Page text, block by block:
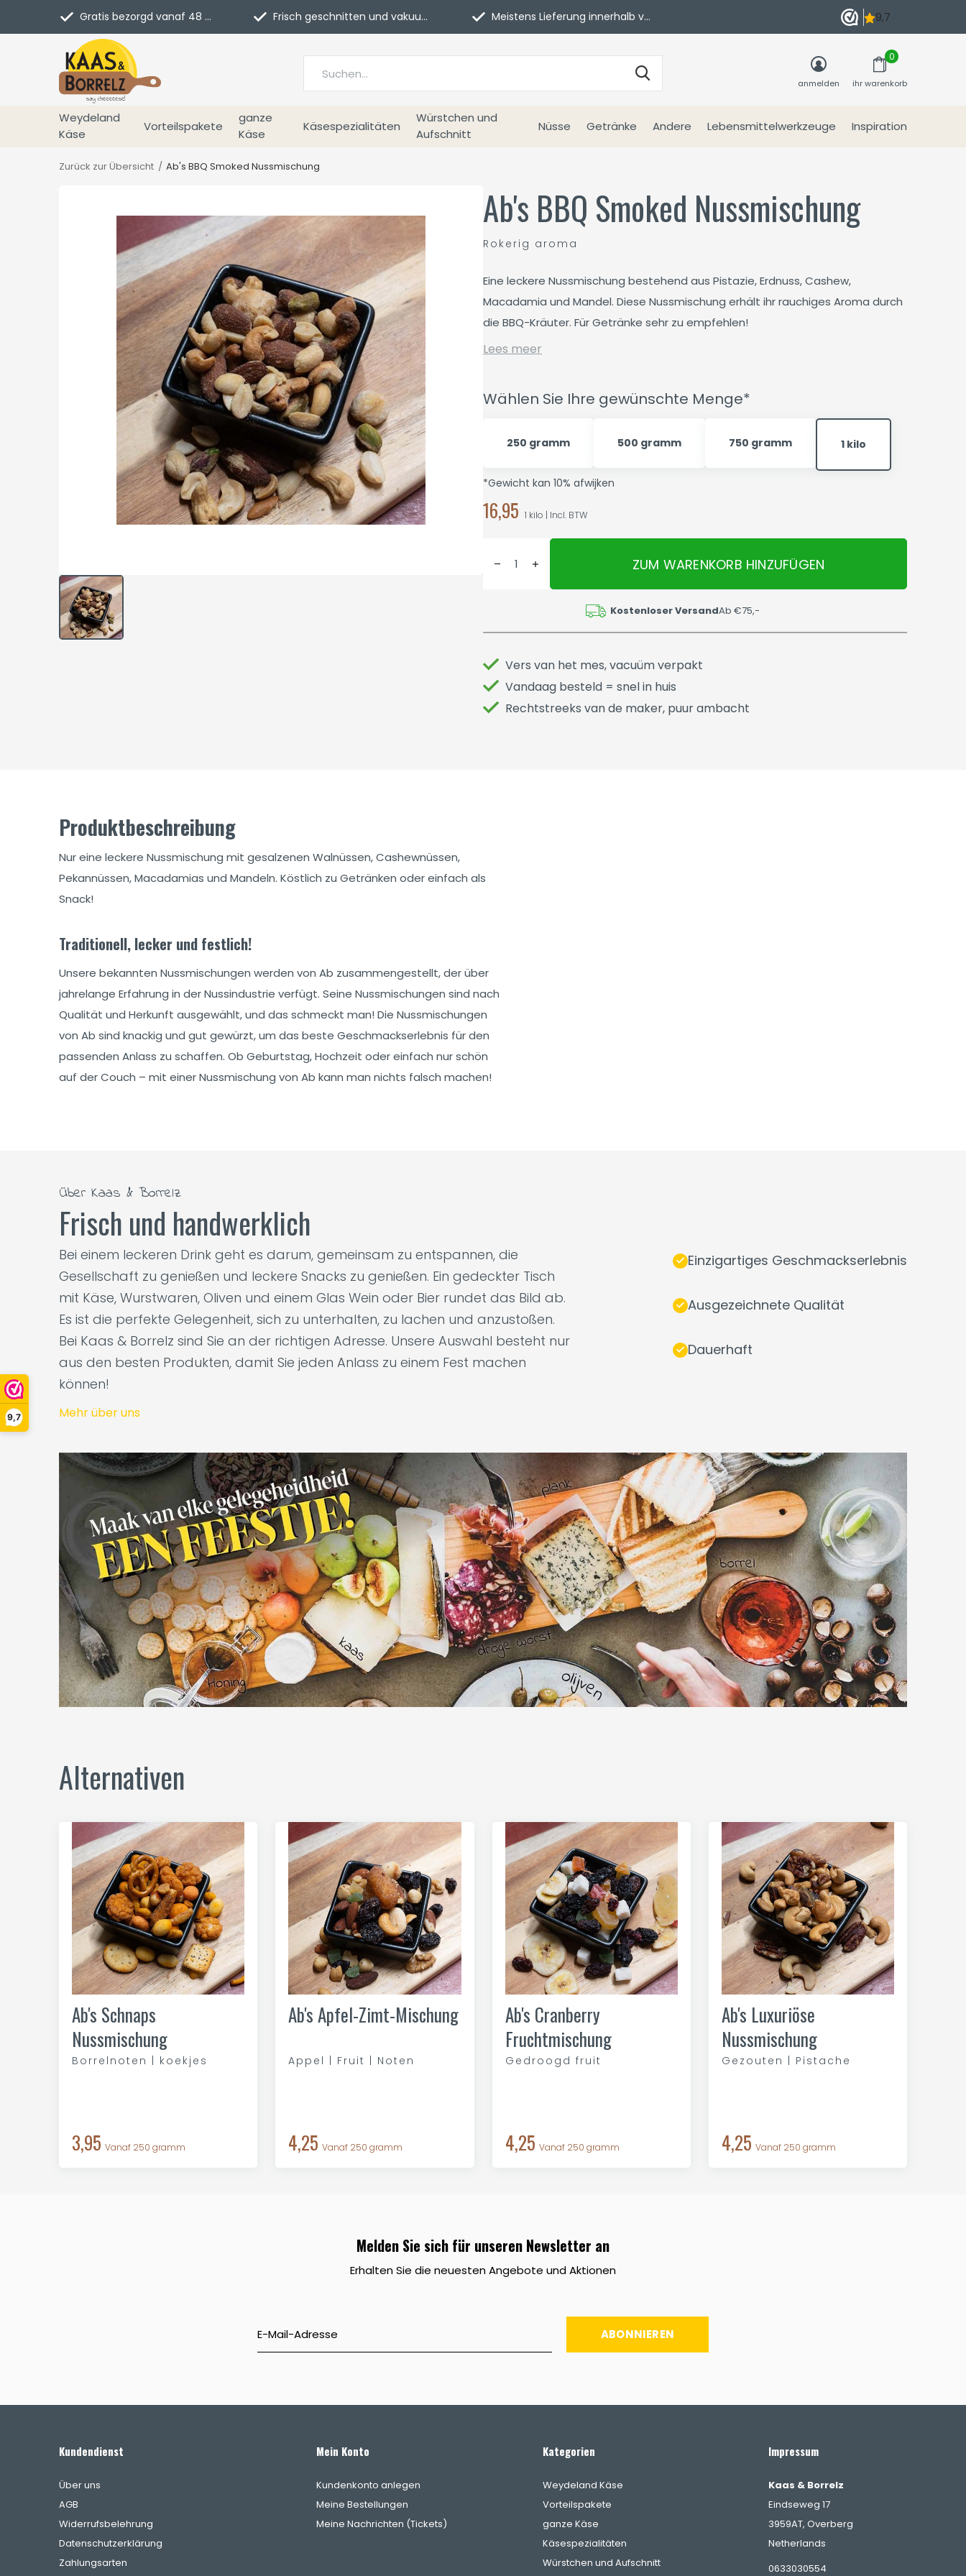
9,7
Weydeland
Käse
Vorteilspakete
ganze
Käse
Käsespezialitäten
Würstchen und
Aufschnitt
Nüsse Getränke Andere Lebensmittelwerkzeuge Inspiration
anmelden ihr warenkorb
0
Gratis bezorgd vanaf 48 euro in NL Frisch geschnitten und vakuumverpackt. Meistens Lieferung innerhalb von 3 Tagen
Zurück zur Übersicht Ab's BBQ Smoked Nussmischung
Ab's BBQ Smoked Nussmischung
Rokerig aroma
Eine leckere Nussmischung bestehend aus Pistazie, Erdnuss, Cashew,
Macadamia und Mandel. Diese Nussmischung erhält ihr rauchiges Aroma durch
die BBQ-Kräuter. Für Getränke sehr zu empfehlen!
Lees meer
Wählen Sie Ihre gewünschte Menge*
250 gramm 500 gramm 750 gramm 1 kilo
*Gewicht kan 10% afwijken
16,95 1 kilo | Incl. BTW
ZUM WARENKORB HINZUFÜGEN
Kostenloser VersandAb €75,-
Vers van het mes, vacuüm verpakt
Vandaag besteld = snel in huis
Rechtstreeks van de maker, puur ambacht
Produktbeschreibung
Nur eine leckere Nussmischung mit gesalzenen Walnüssen, Cashewnüssen,
Pekannüssen, Macadamias und Mandeln. Köstlich zu Getränken oder einfach als
Snack!
Traditionell, lecker und festlich!
Unsere bekannten Nussmischungen werden von Ab zusammengestellt, der über
jahrelange Erfahrung in der Nussindustrie verfügt. Seine Nussmischungen sind nach
Qualität und Herkunft ausgewählt, und das schmeckt man! Die Nussmischungen
von Ab sind knackig und gut gewürzt, um das beste Geschmackserlebnis für den
passenden Anlass zu schaffen. Ob Geburtstag, Hochzeit oder einfach nur schön
auf der Couch – mit einer Nussmischung von Ab kann man nichts falsch machen!
Über Kaas & Borrelz
Frisch und handwerklich
Bei einem leckeren Drink geht es darum, gemeinsam zu entspannen, die
Gesellschaft zu genießen und leckere Snacks zu genießen. Ein gedeckter Tisch
mit Käse, Wurstwaren, Oliven und einem Glas Wein oder Bier rundet das Bild ab.
Es ist die perfekte Gelegenheit, sich zu unterhalten, zu lachen und anzustoßen.
Bei Kaas & Borrelz sind Sie an der richtigen Adresse. Unsere Auswahl besteht nur
aus den besten Produkten, damit Sie jeden Anlass zu einem Fest machen
können!
Mehr über uns
Einzigartiges Geschmackserlebnis
Ausgezeichnete Qualität
Dauerhaft
Alternativen
Ab's Schnaps
Nussmischung
Borrelnoten | koekjes
3,95 Vanaf 250 gramm
Ab's Apfel-Zimt-Mischung
Appel | Fruit | Noten
4,25 Vanaf 250 gramm
Ab's Cranberry
Fruchtmischung
Gedroogd fruit
4,25 Vanaf 250 gramm
Ab's Luxuriöse
Nussmischung
Gezouten | Pistache
4,25 Vanaf 250 gramm
Melden Sie sich für unseren Newsletter an
Erhalten Sie die neuesten Angebote und Aktionen
ABONNIEREN
Kundendienst
Über uns
AGB
Widerrufsbelehrung
Datenschutzerklärung
Zahlungsarten
Mein Konto
Kundenkonto anlegen
Meine Bestellungen
Meine Nachrichten (Tickets)
Kategorien
Weydeland Käse
Vorteilspakete
ganze Käse
Käsespezialitäten
Würstchen und Aufschnitt
Impressum
Kaas & Borrelz
Eindseweg 17
3959AT, Overberg
Netherlands
0633030554